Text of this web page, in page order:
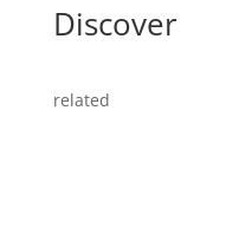
Discover
related